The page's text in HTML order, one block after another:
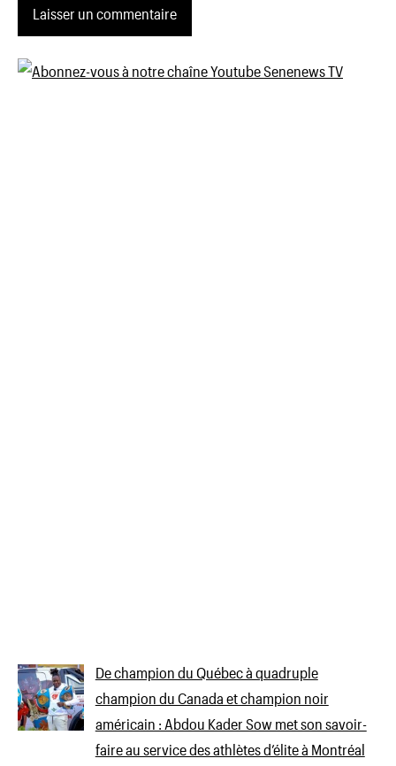
De champion du Québec à quadruple
champion du Canada et champion noir
américain : Abdou Kader Sow met son savoir-
faire au service des athlètes d’élite à Montréal